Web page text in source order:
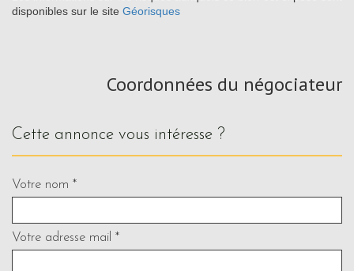
disponibles sur le site Géorisques
Coordonnées du négociateur
cette annonce vous intéresse ?
Votre nom *
Votre adresse mail *